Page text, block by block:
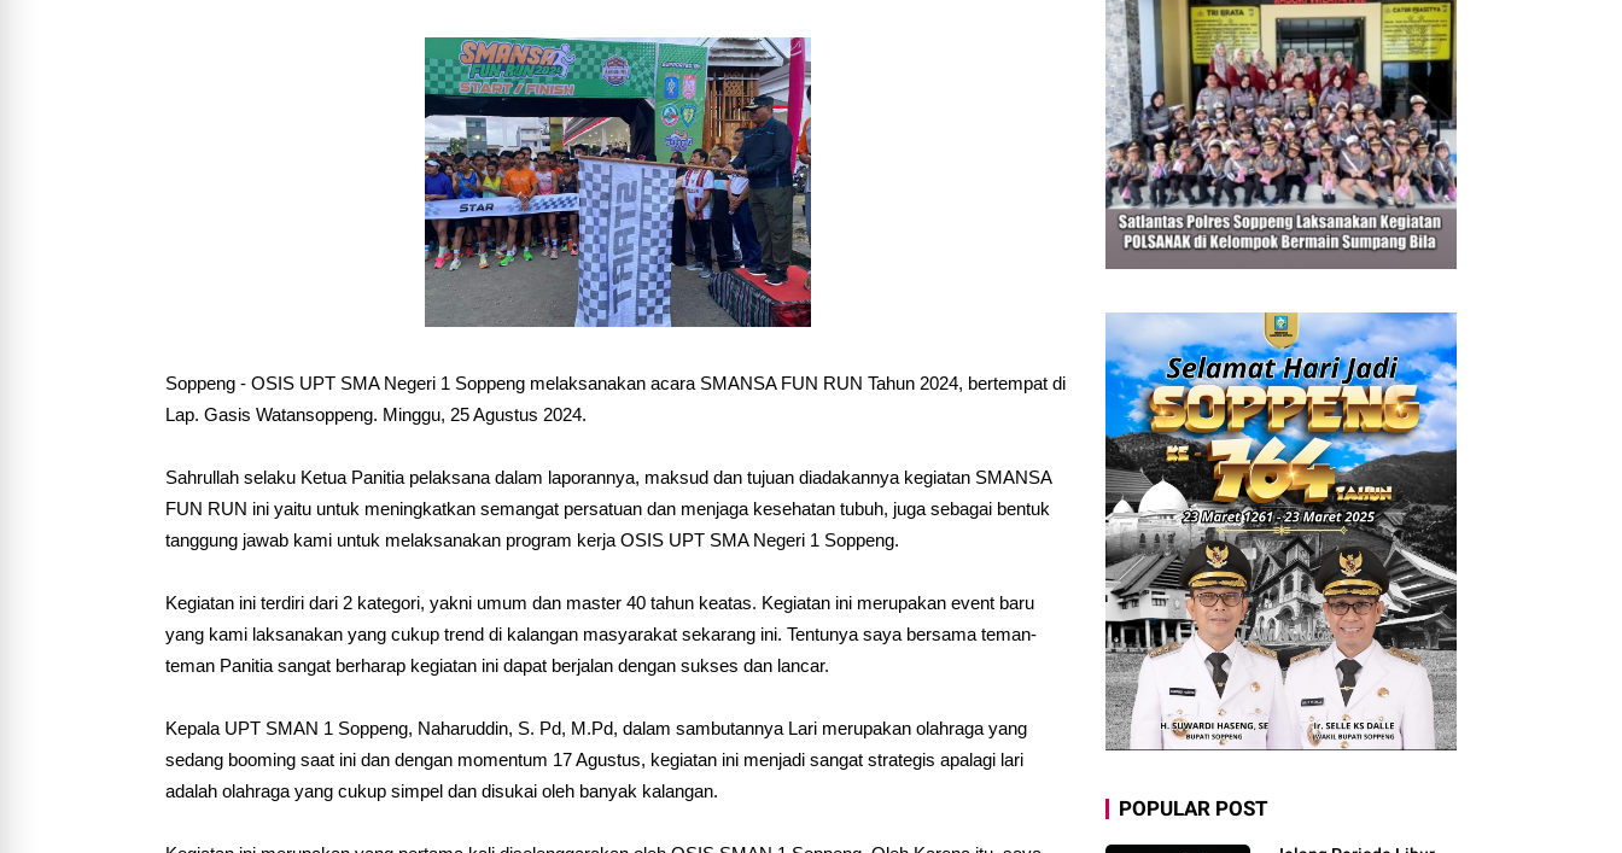
Soppeng - OSIS UPT SMA Negeri 1 Soppeng melaksanakan acara SMANSA FUN RUN Tahun 2024, bertempat di
Lap. Gasis Watansoppeng. Minggu, 25 Agustus 2024.
Sahrullah selaku Ketua Panitia pelaksana dalam laporannya, maksud dan tujuan diadakannya kegiatan SMANSA
FUN RUN ini yaitu untuk meningkatkan semangat persatuan dan menjaga kesehatan tubuh, juga sebagai bentuk
tanggung jawab kami untuk melaksanakan program kerja OSIS UPT SMA Negeri 1 Soppeng.
Kegiatan ini terdiri dari 2 kategori, yakni umum dan master 40 tahun keatas. Kegiatan ini merupakan event baru
yang kami laksanakan yang cukup trend di kalangan masyarakat sekarang ini. Tentunya saya bersama teman-
teman Panitia sangat berharap kegiatan ini dapat berjalan dengan sukses dan lancar.
Kepala UPT SMAN 1 Soppeng, Naharuddin, S. Pd, M.Pd, dalam sambutannya Lari merupakan olahraga yang
sedang booming saat ini dan dengan momentum 17 Agustus, kegiatan ini menjadi sangat strategis apalagi lari
adalah olahraga yang cukup simpel dan disukai oleh banyak kalangan.
POPULAR POST